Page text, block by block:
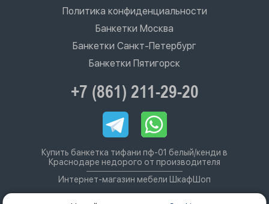
Политика конфиденциальности
Банкетки Москва
Банкетки Санкт-Петербург
Банкетки Пятигорск
+7 (861) 211-29-20
Купить банкетка тифани пф-01 белый/кенди в
Краснодаре недорого от производителя
Интернет-магазин мебели ШкафШоп